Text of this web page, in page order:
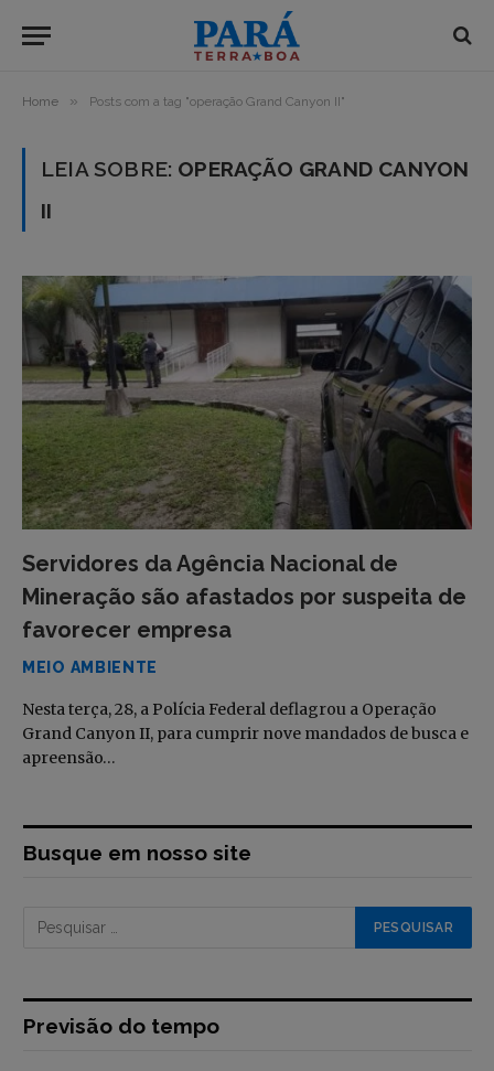
Home » Posts com a tag "operação Grand Canyon II"
LEIA SOBRE: OPERAÇÃO GRAND CANYON
II
Servidores da Agência Nacional de
Mineração são afastados por suspeita de
favorecer empresa
MEIO AMBIENTE
Nesta terça, 28, a Polícia Federal deflagrou a Operação
Grand Canyon II, para cumprir nove mandados de busca e
apreensão…
Busque em nosso site
Previsão do tempo